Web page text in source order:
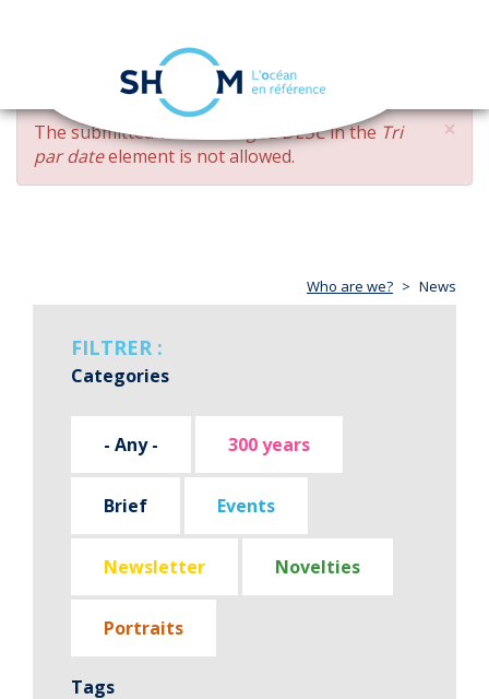
Skip
main
content
navigation
×
ERROR
MESSAGE
The submitted value changed DESCin the Tri
par dateelement is not allowed.
Who are we? News
FILTRER :
Categories
- Any - 300 years
Brief Events
Newsletter Novelties
Portraits
Tags